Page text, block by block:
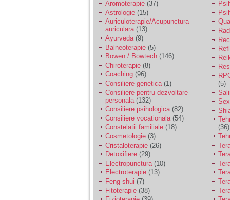
Sunt casatorita, am
31 de ani si un copil in
varsta de 2 ani care
mi-e lumina ochilor.
De ceva timp simt ca
mi s-a adunat
oboseala, o oboseala
cronica de care nu pot
scapa si simt ca din
cauza ei nu pot
controla nervii si
cateodata are copilul
de suferit.
Am o bariera peste
care nu pot trece:
prietena mea a ramas
insarcinata cu o fata.
Am fost de comun
acord sa facem un
copil, cu gandul ca e
baiat.
Aromoterapie (37)
Astrologie (15)
Auriculoterapie/Acupunctura
auriculara(13)
Ayurveda(9)
Balneoterapie (5)
Bowen / Bowtech (146)
Chiroterapie (8)
Coaching (96)
Consiliere genetica(1)
Consiliere pentru dezvoltare
personala (132)
Consiliere psihologica(82)
Consiliere vocationala (54)
Constelatii familiale (18)
Cosmetologie (3)
Cristaloterapie (26)
Detoxifiere (29)
Electropunctura (10)
Electroterapie (13)
Feng shui (7)
Fitoterapie (38)
(5)
(36)